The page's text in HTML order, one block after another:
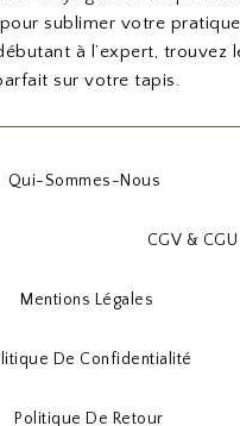
sublimer votre
à l’expert, trouvez
sur votre tapis.
Qui-Sommes-Nous
CGV & CGU
Mentions Légales
De Confidentialité
Politique De Retour